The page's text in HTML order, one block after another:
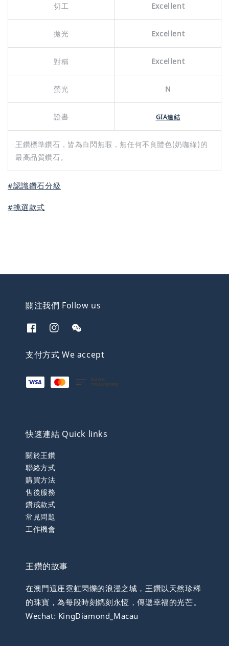
切工 Excellent
拋光 Excellent
對稱 Excellent
螢光 N
證書 GIA連結
王鑽標準鑽石，皆為白閃無瑕，無任何不良體色(奶咖綠)的
最高品質鑽石。
#認識鑽石分級
#挑選款式
關注我們 Follow us
支付方式 We accept
快速連結 Quick links
關於王鑽
聯絡方式
購買方法
售後服務
鑽戒款式
常見問題
工作機會
王鑽的故事
在澳門這座霓虹閃爍的浪漫之城，王鑽以天然珍稀
的珠寶，為每段時刻鐫刻永恆，傳遞幸福的光芒。
Wechat: KingDiamond_Macau